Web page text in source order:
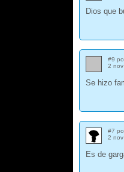
Dios que
#9
2
Se hizo
#7
2
Es de